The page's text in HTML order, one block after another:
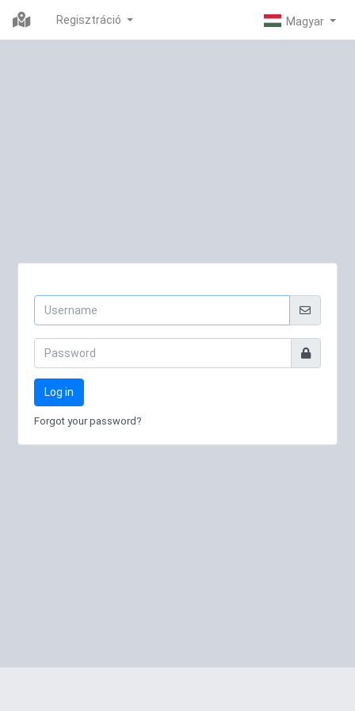
Regisztráció
Log in
Forgot your password?